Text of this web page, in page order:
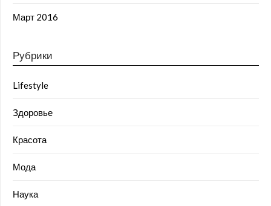
Март 2016
Рубрики
Lifestyle
Здоровье
Красота
Мода
Наука